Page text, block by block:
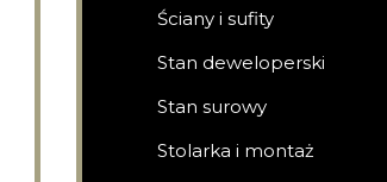
Ściany i sufity
Stan deweloperski
Stan surowy
Stolarka i montaż